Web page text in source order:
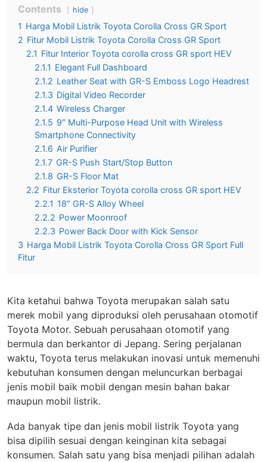
Contents hide
1 Harga Mobil Listrik Toyota Corolla Cross GR Sport
2 Fitur Mobil Listrik Toyota Corolla Cross GR Sport
2.1 Fitur Interior Toyota corolla cross GR sport HEV
2.1.1 Elegant Full Dashboard
2.1.2 Leather Seat with GR-S Emboss Logo Headrest
2.1.3 Digital Video Recorder
2.1.4 Wireless Charger
2.1.5 9″ Multi-Purpose Head Unit with Wireless
Smartphone Connectivity
2.1.6 Air Purifier
2.1.7 GR-S Push Start/Stop Button
2.1.8 GR-S Floor Mat
2.2 Fitur Eksterior Toyota corolla cross GR sport HEV
2.2.1 18″ GR-S Alloy Wheel
2.2.2 Power Moonroof
2.2.3 Power Back Door with Kick Sensor
3 Harga Mobil Listrik Toyota Corolla Cross GR Sport Full
Fitur
Kita ketahui bahwa Toyota merupakan salah satu
merek mobil yang diproduksi oleh perusahaan otomotif
Toyota Motor. Sebuah perusahaan otomotif yang
bermula dan berkantor di Jepang. Sering perjalanan
waktu, Toyota terus melakukan inovasi untuk memenuhi
kebutuhan konsumen dengan meluncurkan berbagai
jenis mobil baik mobil dengan mesin bahan bakar
maupun mobil listrik.
Ada banyak tipe dan jenis mobil listrik Toyota yang
bisa dipilih sesuai dengan keinginan kita sebagai
konsumen. Salah satu yang bisa menjadi pilihan adalah